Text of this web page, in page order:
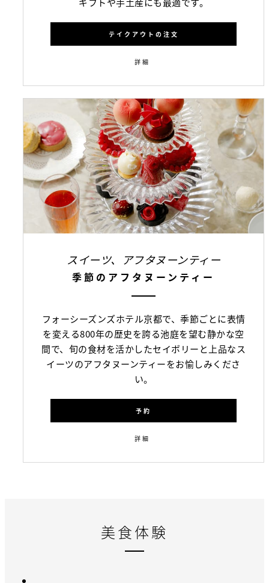
テイクアウトの注文
詳細
スイーツ、アフタヌーンティー
季節のアフタヌーンティー
フォーシーズンズホテル京都で、季節ごとに表情
を変える800年の歴史を誇る池庭を望む静かな空
間で、旬の食材を活かしたセイボリーと上品なス
イーツのアフタヌーンティーをお愉しみくださ
い。
予約
詳細
美食体験